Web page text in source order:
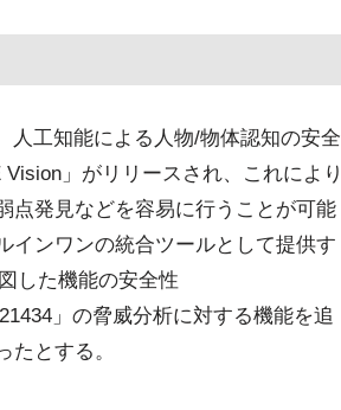
人工知能による人物/物体認知の安全
」がリリースされ、これにより
点発見などを容易に行うことが可能
インワンの統合ツールとして提供す
した機能の安全性
」の脅威分析に対する機能を追
とする。